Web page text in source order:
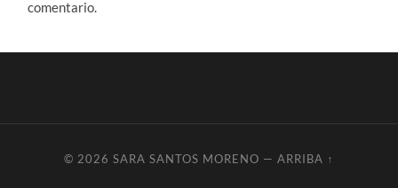
comentario.
© 2026 SARA SANTOS MORENO — ARRIBA ↑